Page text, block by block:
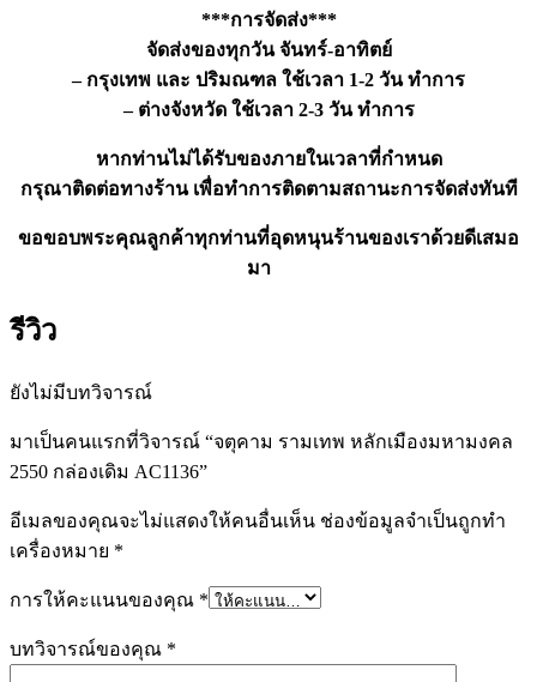
***การจัดส่ง***
จัดส่งของทุกวัน จันทร์-อาทิตย์
– กรุงเทพ และ ปริมณฑล ใช้เวลา 1-2 วัน ทำการ
– ต่างจังหวัด ใช้เวลา 2-3 วัน ทำการ
หากท่านไม่ได้รับของภายในเวลาที่กำหนด
กรุณาติดต่อทางร้าน เพื่อทำการติดตามสถานะการจัดส่งทันที
ขอขอบพระคุณลูกค้าทุกท่านที่อุดหนุนร้านของเราด้วยดีเสมอ
มา
รีวิว
ยังไม่มีบทวิจารณ์
มาเป็นคนแรกที่วิจารณ์ “จตุคาม รามเทพ หลักเมืองมหามงคล
2550 กล่องเดิม AC1136”
อีเมลของคุณจะไม่แสดงให้คนอื่นเห็น ช่องข้อมูลจำเป็นถูกทำ
เครื่องหมาย *
การให้คะแนนของคุณ *
บทวิจารณ์ของคุณ *